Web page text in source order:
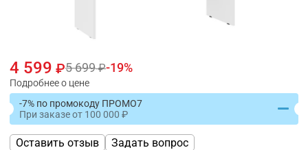
4 599 5 699 19
Подробнее о цене
-7% по промокоду ПРОМО7
При заказеот 100 000
Оставить отзыв Задать вопрос